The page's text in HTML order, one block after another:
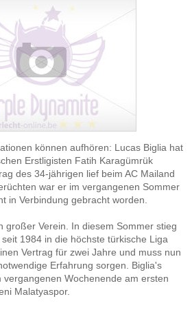
können aufhören: Lucas Biglia hat
Erstligisten Fatih Karagümrük
des 34-jährigen lief beim AC Mailand
war er im vergangenen Sommer
in Verbindung gebracht worden.
großer Verein. In diesem Sommer stieg
1984 in die höchste türkische Liga
Vertrag für zwei Jahre und muss nun
Erfahrung sorgen. Biglia's
vergangenen Wochenende am ersten
Malatyaspor.